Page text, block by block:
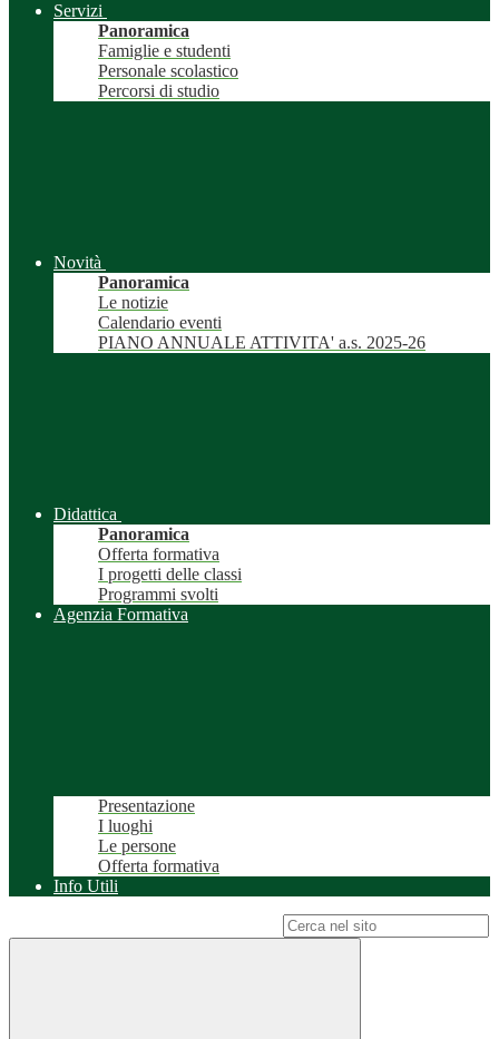
Servizi
Panoramica
Famiglie e studenti
Personale scolastico
Percorsi di studio
Novità
Panoramica
Le notizie
Calendario eventi
PIANO ANNUALE ATTIVITA' a.s. 2025-26
Didattica
Panoramica
Offerta formativa
I progetti delle classi
Programmi svolti
Agenzia Formativa
Presentazione
I luoghi
Le persone
Offerta formativa
Info Utili